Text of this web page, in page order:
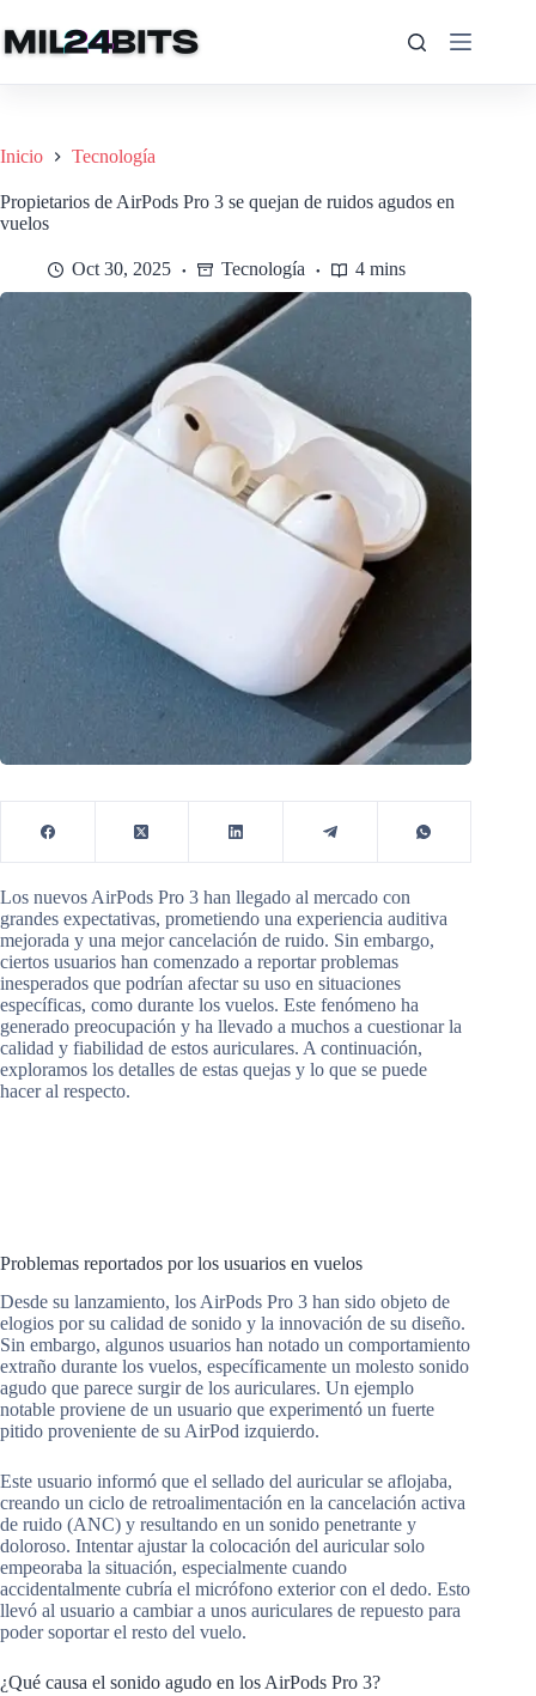
al
contenido
Inicio Tecnología
Propietarios de AirPods Pro 3 se quejan de ruidos agudos en
vuelos
Oct 30, 2025 Tecnología 4 mins
Los nuevos AirPods Pro 3 han llegado al mercado con
grandes expectativas, prometiendo una experiencia auditiva
mejorada y una mejor cancelación de ruido. Sin embargo,
ciertos usuarios han comenzado a reportar problemas
inesperados que podrían afectar su uso en situaciones
específicas, como durante los vuelos. Este fenómeno ha
generado preocupación y ha llevado a muchos a cuestionar la
calidad y fiabilidad de estos auriculares. A continuación,
exploramos los detalles de estas quejas y lo que se puede
hacer al respecto.
Problemas reportados por los usuarios en vuelos
Desde su lanzamiento, los AirPods Pro 3 han sido objeto de
elogios por su calidad de sonido y la innovación de su diseño.
Sin embargo, algunos usuarios han notado un comportamiento
extraño durante los vuelos, específicamente un molesto sonido
agudo que parece surgir de los auriculares. Un ejemplo
notable proviene de un usuario que experimentó un fuerte
pitido proveniente de su AirPod izquierdo.
Este usuario informó que el sellado del auricular se aflojaba,
creando un ciclo de retroalimentación en la cancelación activa
de ruido (ANC) y resultando en un sonido penetrante y
doloroso. Intentar ajustar la colocación del auricular solo
empeoraba la situación, especialmente cuando
accidentalmente cubría el micrófono exterior con el dedo. Esto
llevó al usuario a cambiar a unos auriculares de repuesto para
poder soportar el resto del vuelo.
¿Qué causa el sonido agudo en los AirPods Pro 3?